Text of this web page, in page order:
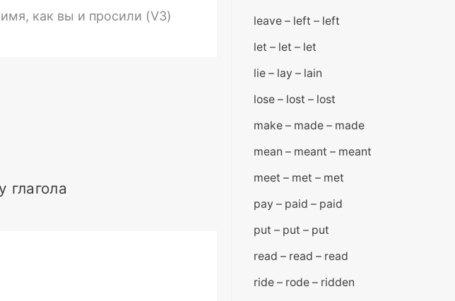
как вы и просили (V3)
leave – left – left
let – let – let
lie – lay – lain
lose – lost – lost
make – made – made
mean – meant – meant
meet – met – met
pay – paid – paid
put – put – put
read – read – read
ride – rode – ridden